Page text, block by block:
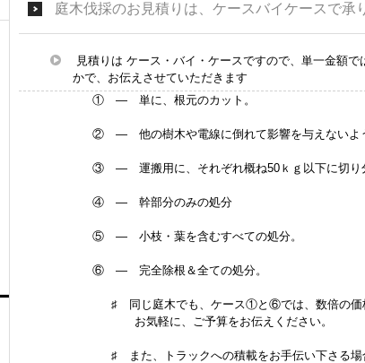
庭木伐採のお見積りは、ケースバイケースで承
見積りは ケース・バイ・ケースですので、単一金額
かで、お伝えさせていただきます
① — 単に、根元のカット。
② — 他の樹木や電線に倒れて影響を与えないよう
③ — 運搬用に、それぞれ概ね50ｋｇ以下に切り
④ — 幹部分のみの処分
⑤ — 小枝・葉を含むすべての処分。
⑥ — 完全除根＆全ての処分。
♯ 同じ庭木でも、ケース①と⑥では、数倍の価格差
お気軽に、ご予算をお伝えください。
♯ また、トラックへの積載をお手伝い下さる場合など